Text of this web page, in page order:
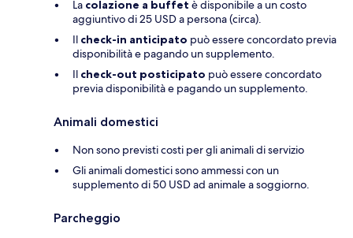
La colazione a buffet è disponibile a un costo
aggiuntivo di 25 USD a persona (circa).
Il check-in anticipato può essere concordato previa
disponibilità e pagando un supplemento.
Il check-out posticipato può essere concordato
previa disponibilità e pagando un supplemento.
Animali domestici
Non sono previsti costi per gli animali di servizio
Gli animali domestici sono ammessi con un
supplemento di 50 USD ad animale a soggiorno.
Parcheggio